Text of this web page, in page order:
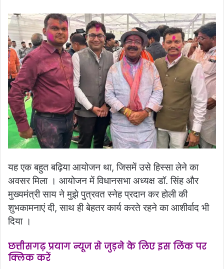
यह एक बहुत बढ़िया आयोजन था, जिसमें उसे हिस्सा लेने का
अवसर मिला । आयोजन में विधानसभा अध्यक्ष डॉ. सिंह और
मुख्यमंत्री साय ने मुझे पुत्रवत स्नेह प्रदान कर होली की
शुभकामनाएं दी, साथ ही बेहतर कार्य करते रहने का आशीर्वाद भी
दिया ।
छत्तीसगढ़ प्रयाग न्यूज से जुड़ने के लिए इस लिंक पर
क्लिक करें